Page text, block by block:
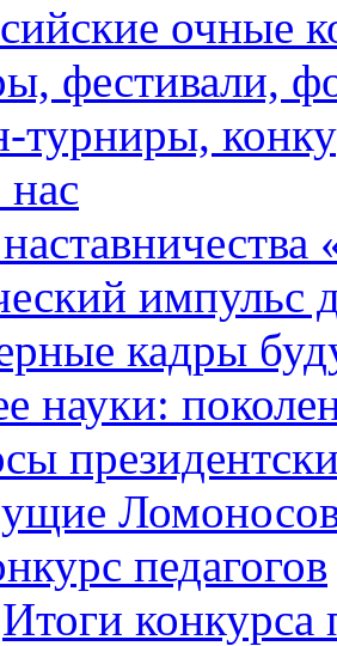
очные
фестивали,
турниры,
импульс
кадры
науки:
педагогов
Итоги конкурса